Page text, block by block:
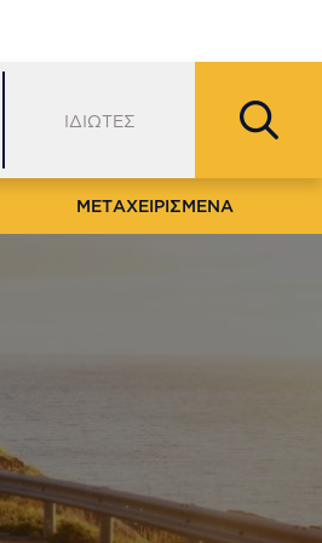
ΙΔΙΩΤΕΣ
ΜΕΤΑΧΕΙΡΙΣΜΕΝΑ